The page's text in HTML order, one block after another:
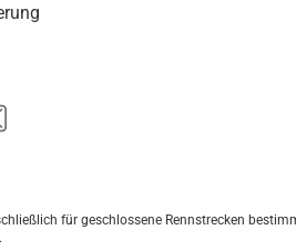
für geschlossene Rennstrecken